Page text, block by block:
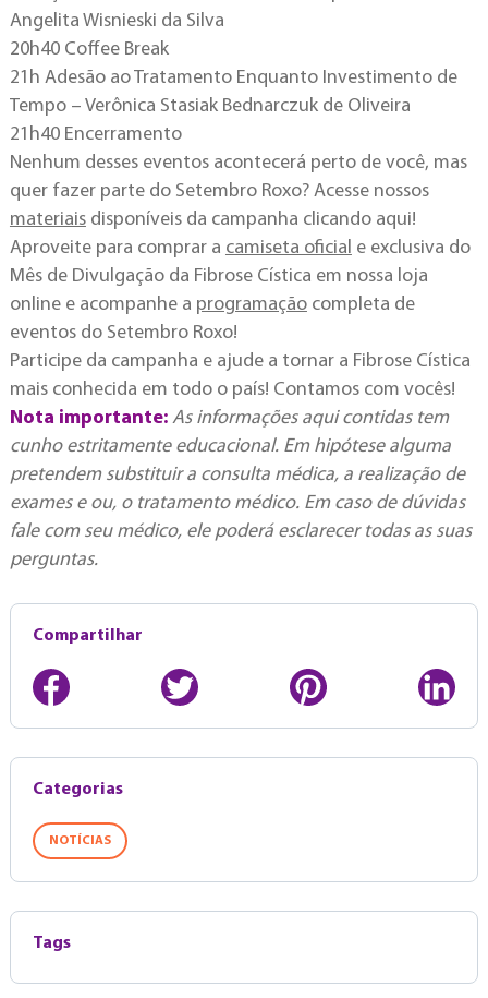
Angelita Wisnieski da Silva
20h40 Coffee Break
21h Adesão ao Tratamento Enquanto Investimento de
Tempo – Verônica Stasiak Bednarczuk de Oliveira
21h40 Encerramento
Nenhum desses eventos acontecerá perto de você, mas
quer fazer parte do Setembro Roxo? Acesse nossos
materiaisdisponíveis da campanha clicando aqui!
Aproveite para comprar a camiseta oficial e exclusiva do
Mês de Divulgação da Fibrose Cística em nossa loja
online e acompanhe a programaçãocompleta de
eventos do Setembro Roxo!
Participe da campanha e ajude a tornar a Fibrose Cística
mais conhecida em todo o país! Contamos com vocês!
Nota importante: As informações aqui contidas tem
cunho estritamente educacional. Em hipótese alguma
pretendem substituir a consulta médica, a realização de
exames e ou, o tratamento médico. Em caso de dúvidas
fale com seu médico, ele poderá esclarecer todas as suas
perguntas.
Compartilhar
Categorias
NOTÍCIAS
Tags